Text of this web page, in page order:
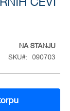
CEVI
NA STANJU
SKU
090703